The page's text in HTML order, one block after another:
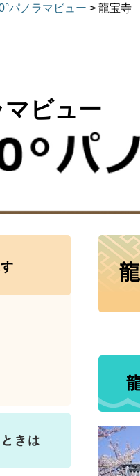
パノラマビュー > 龍宝寺
ビュー
本